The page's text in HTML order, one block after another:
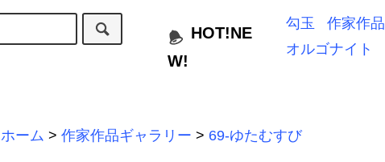
HOT!NE
W!
勾玉 作家作品
オルゴナイト
ホーム > 作家作品ギャラリー > 69-ゆたむすび